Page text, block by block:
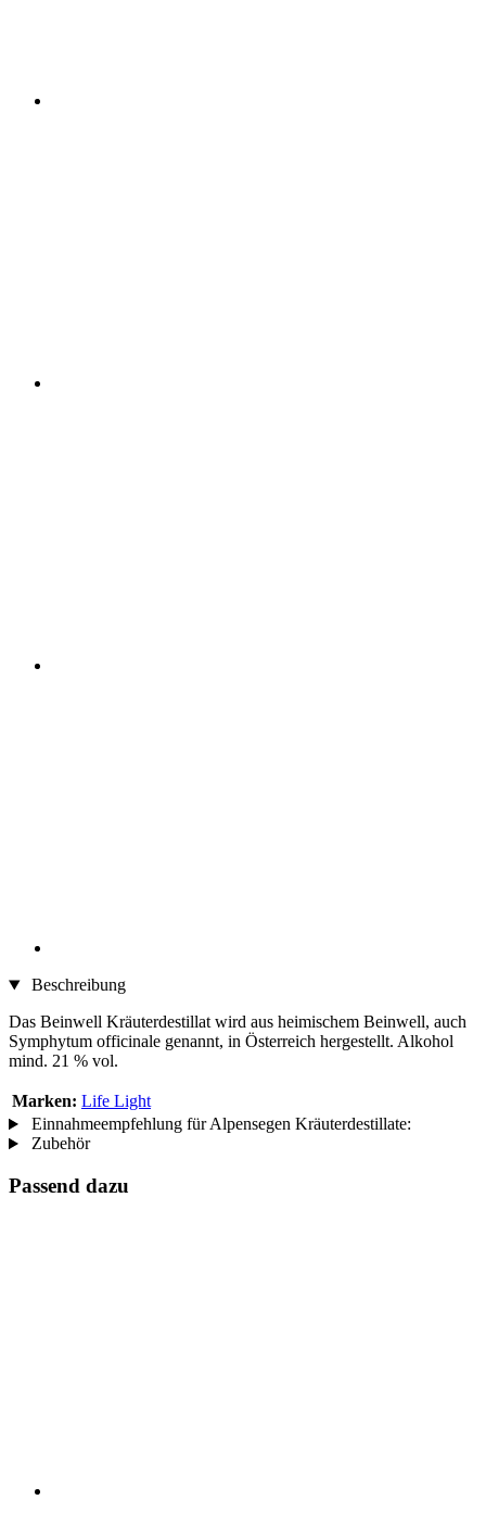
Beschreibung
Das Beinwell Kräuterdestillat wird aus heimischem Beinwell, auch
Symphytum officinale genannt, in Österreich hergestellt. Alkohol
mind. 21 % vol.
Marken: Life Light
Einnahmeempfehlung für Alpensegen Kräuterdestillate:
Zubehör
Passend dazu